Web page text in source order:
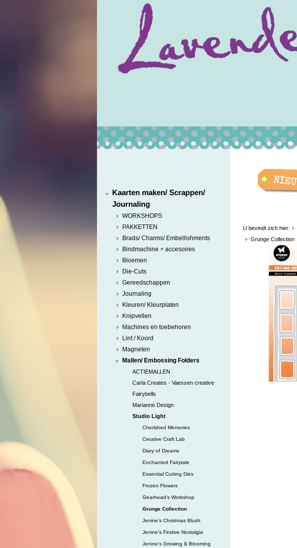
Kaarten maken/ Scrappen/
Journaling
WORKSHOPS
PAKKETTEN
Brads/ Charms/ Embellishments
Bindmachine + accesoires
Bloemen
Die-Cuts
Gereedschappen
Journaling
Kleuren/ Kleurplaten
Knipvellen
Machines en toebehoren
Lint / Koord
Magneten
Mallen/ Embossing Folders
ACTIEMALLEN
Carla Creates - Vaessen creative
Fairybells
Marianne Design
Studio Light
Cherished Memories
Creative Craft Lab
Diary of Dreams
Enchanted Fairytale
Essential Cutting Dies
Frozen Flowers
Gearhead‘s Workshop
Grunge Collection
Jenine's Christmas Blush
Jenine's Festive Nostalgia
Jenine's Growing & Blooming
U bevindt zich hier:
Grunge Collection